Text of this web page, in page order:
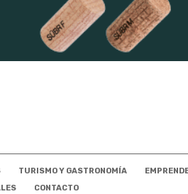
TURISMO Y GASTRONOMÍA
CONTACTO